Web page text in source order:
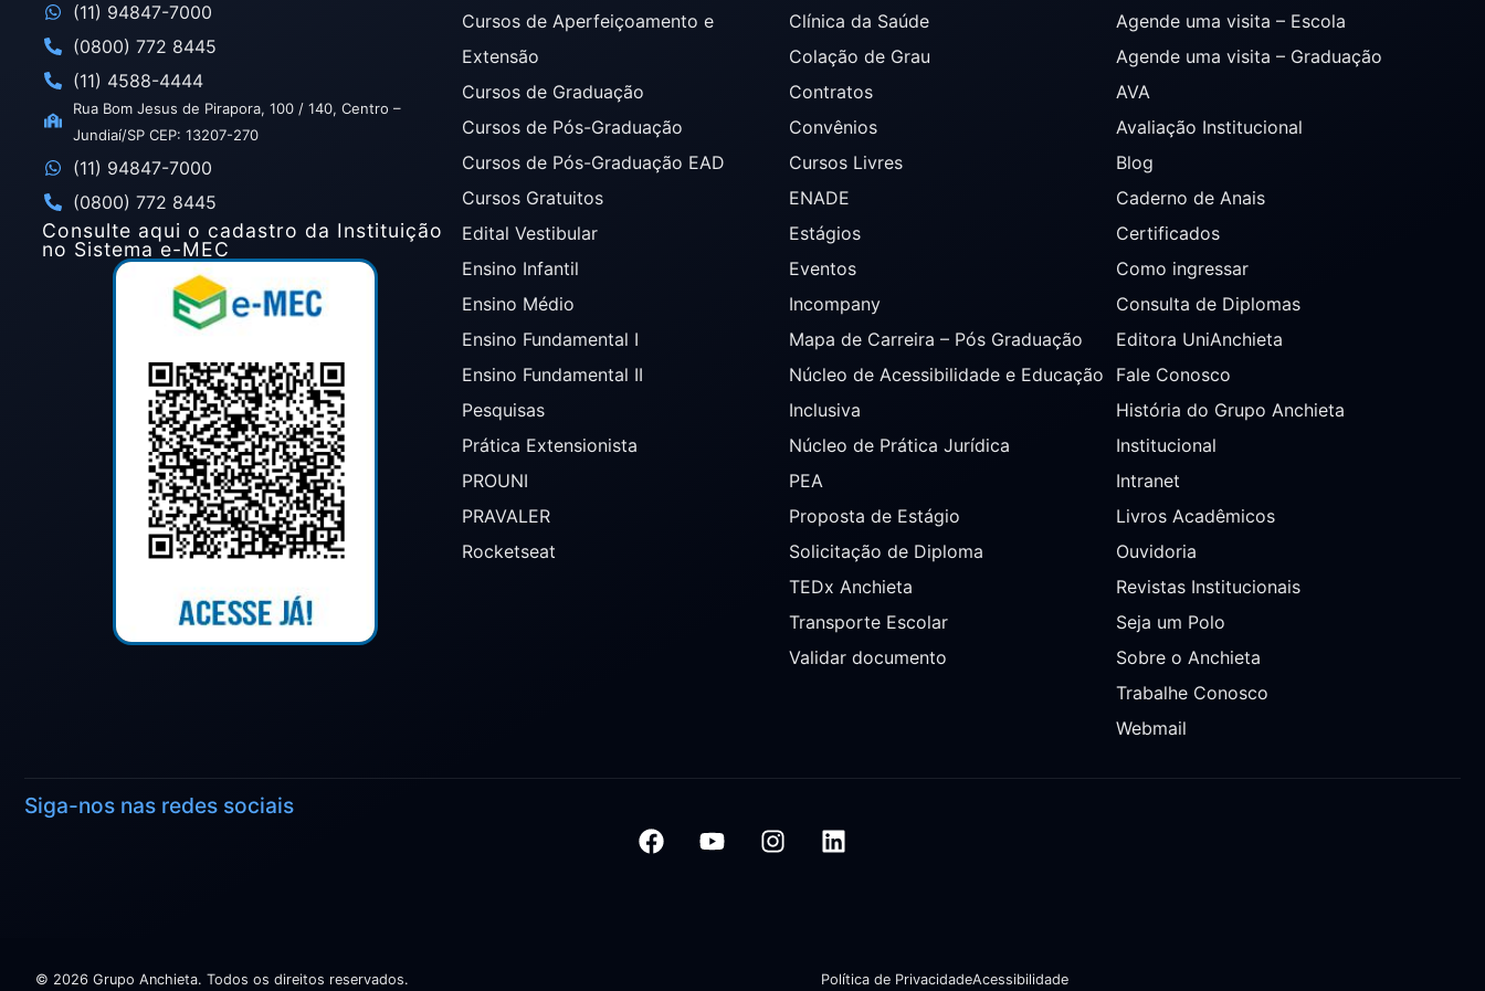
(11) 94847-7000
(0800) 772 8445
(11) 4588-4444
Rua Bom Jesus de Pirapora, 100 / 140, Centro –
Jundiaí/SP CEP: 13207-270
(11) 94847-7000
(0800) 772 8445
Consulte aqui o cadastro da Instituição
no Sistema e-MEC
Cursos de Aperfeiçoamento e
Extensão
Cursos de Graduação
Cursos de Pós-Graduação
Cursos de Pós-Graduação EAD
Cursos Gratuitos
Edital Vestibular
Ensino Infantil
Ensino Médio
Ensino Fundamental I
Ensino Fundamental II
Pesquisas
Prática Extensionista
PROUNI
PRAVALER
Rocketseat
Clínica da Saúde
Colação de Grau
Contratos
Convênios
Cursos Livres
ENADE
Estágios
Eventos
Incompany
Mapa de Carreira – Pós Graduação
Núcleo de Acessibilidade e Educação
Inclusiva
Núcleo de Prática Jurídica
PEA
Proposta de Estágio
Solicitação de Diploma
TEDx Anchieta
Transporte Escolar
Validar documento
Agende uma visita – Escola
Agende uma visita – Graduação
AVA
Avaliação Institucional
Blog
Caderno de Anais
Certificados
Como ingressar
Consulta de Diplomas
Editora UniAnchieta
Fale Conosco
História do Grupo Anchieta
Institucional
Intranet
Livros Acadêmicos
Ouvidoria
Revistas Institucionais
Seja um Polo
Sobre o Anchieta
Trabalhe Conosco
Webmail
Siga-nos nas redes sociais
© 2026 Grupo Anchieta. Todos os direitos reservados. Política de PrivacidadeAcessibilidade